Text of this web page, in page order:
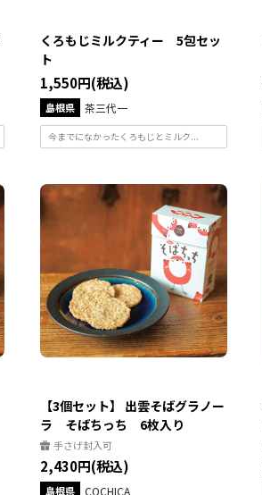
くろもじミルクティー 5包セッ
ト
1,550円(税込)
島根県 茶三代一
今までになかったくろもじとミルク...
【3個セット】 出雲そばグラノー
ラ そばちっち 6枚入り
手さげ封入可
2,430円(税込)
島根県 COCHICA